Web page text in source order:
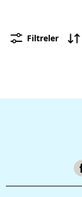
Filtreler